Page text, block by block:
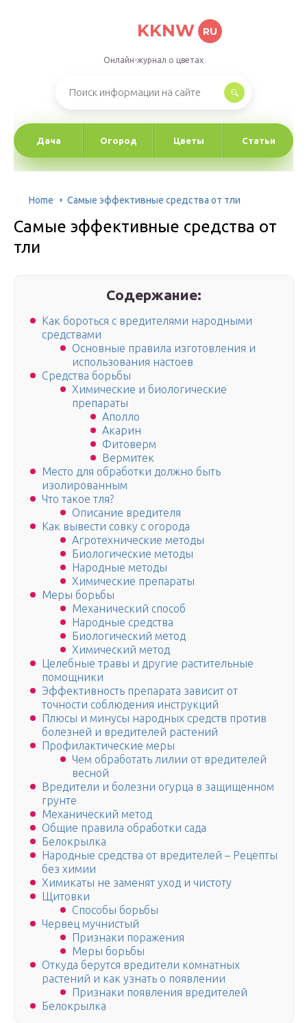
KKNW RU
Онлайн-журнал о цветах
Дача Огород Цветы Статьи
Home Самые эффективные средства от тли
Самые эффективные средства от
тли
Содержание:
Как бороться с вредителями народными
средствами
Основные правила изготовления и
использования настоев
Средства борьбы
Химические и биологические
препараты
Аполло
Акарин
Фитоверм
Вермитек
Место для обработки должно быть
изолированным
Что такое тля?
Описание вредителя
Как вывести совку с огорода
Агротехнические методы
Биологические методы
Народные методы
Химические препараты
Меры борьбы
Механический способ
Народные средства
Биологический метод
Химический метод
Целебные травы и другие растительные
помощники
Эффективность препарата зависит от
точности соблюдения инструкций
Плюсы и минусы народных средств против
болезней и вредителей растений
Профилактические меры
Чем обработать лилии от вредителей
весной
Вредители и болезни огурца в защищенном
грунте
Механический метод
Общие правила обработки сада
Белокрылка
Народные средства от вредителей – Рецепты
без химии
Химикаты не заменят уход и чистоту
Щитовки
Способы борьбы
Червец мучнистый
Признаки поражения
Меры борьбы
Откуда берутся вредители комнатных
растений и как узнать о появлении
Признаки появления вредителей
Белокрылка